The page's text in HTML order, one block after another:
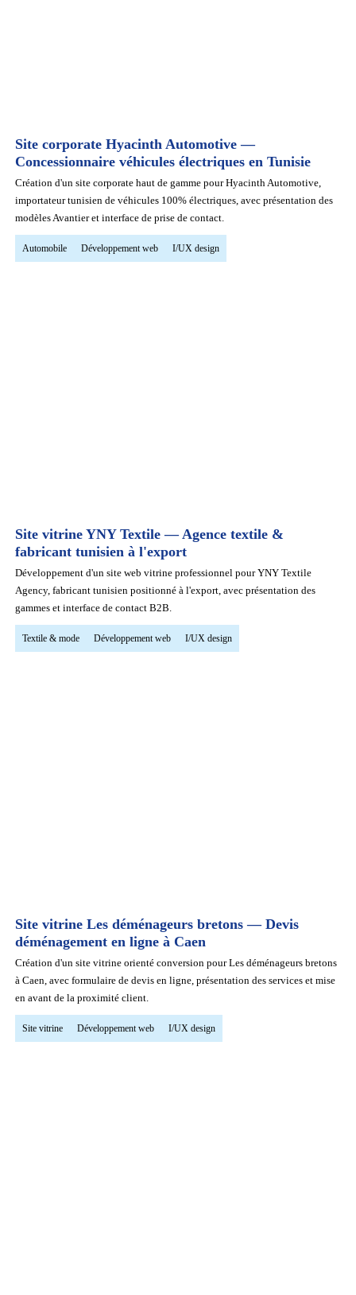
Site corporate Hyacinth Automotive —
Concessionnaire véhicules électriques en Tunisie
Création d'un site corporate haut de gamme pour Hyacinth Automotive,
importateur tunisien de véhicules 100% électriques, avec présentation des
modèles Avantier et interface de prise de contact.
Automobile Développement web I/UX design
Site vitrine YNY Textile — Agence textile &
fabricant tunisien à l'export
Développement d'un site web vitrine professionnel pour YNY Textile
Agency, fabricant tunisien positionné à l'export, avec présentation des
gammes et interface de contact B2B.
Textile & mode Développement web I/UX design
Site vitrine Les déménageurs bretons — Devis
déménagement en ligne à Caen
Création d'un site vitrine orienté conversion pour Les déménageurs bretons
à Caen, avec formulaire de devis en ligne, présentation des services et mise
en avant de la proximité client.
Site vitrine Développement web I/UX design